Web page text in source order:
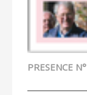
PRESENCE